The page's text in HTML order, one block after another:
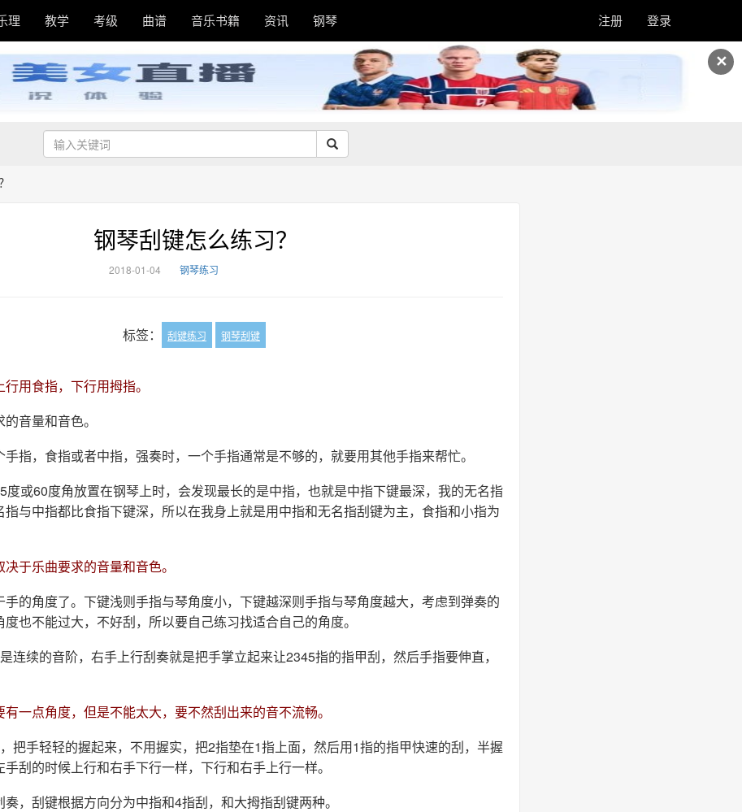
✕
理 教学 考级 曲谱 音乐书籍 资讯 钢琴 注册 登录
钢琴刮键怎么练习？
2018-01-04 钢琴练习
标签： 刮键练习 钢琴刮键
用食指，下行用拇指。
音量和音色。
指，食指或者中指，强奏时，一个手指通常是不够的，就要用其他手指来帮忙。
度或60度角放置在钢琴上时，会发现最长的是中指，也就是中指下键最深，我的无名指
指与中指都比食指下键深，所以在我身上就是用中指和无名指刮键为主，食指和小指为
于乐曲要求的音量和音色。
的角度了。下键浅则手指与琴角度小，下键越深则手指与琴角度越大，考虑到弹奏的
也不能过大，不好刮，所以要自己练习找适合自己的角度。
连续的音阶，右手上行刮奏就是把手掌立起来让2345指的指甲刮，然后手指要伸直，
一点角度，但是不能太大，要不然刮出来的音不流畅。
把手轻轻的握起来，不用握实，把2指垫在1指上面，然后用1指的指甲快速的刮，半握
刮的时候上行和右手下行一样，下行和右手上行一样。
，刮键根据方向分为中指和4指刮，和大拇指刮键两种。